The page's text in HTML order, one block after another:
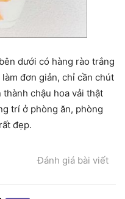
dưới có hàng rào trắng
đơn giản, chỉ cần chút
chậu hoa vải thật
trí ở phòng ăn, phòng
đẹp.
Đánh giá bài viết